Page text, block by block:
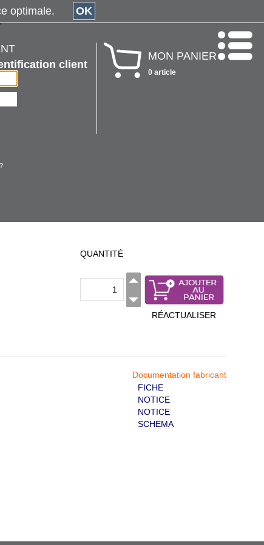
client
MON PANIER
0 article
QUANTITÉ
RÉACTUALISER
Documentation fabricant
FICHE
NOTICE
NOTICE
SCHEMA
optimale. OK